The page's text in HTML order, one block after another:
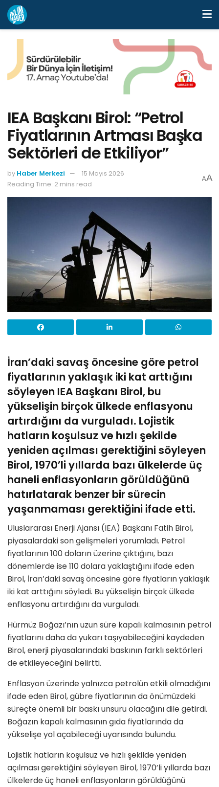
IEA Başkanı Birol: “Petrol
Fiyatlarının Artması Başka
Sektörleri de Etkiliyor”
by Haber Merkezi
15 Mayıs 2026
Reading Time: 2 mins read
AA
İran’daki savaş öncesine göre petrol
fiyatlarının yaklaşık iki kat arttığını
söyleyen IEA Başkanı Birol, bu
yükselişin birçok ülkede enflasyonu
artırdığını da vurguladı. Lojistik
hatların koşulsuz ve hızlı şekilde
yeniden açılması gerektiğini söyleyen
Birol, 1970’li yıllarda bazı ülkelerde üç
haneli enflasyonların görüldüğünü
hatırlatarak benzer bir sürecin
yaşanmaması gerektiğini ifade etti.
Uluslararası Enerji Ajansı (IEA) Başkanı Fatih Birol,
piyasalardaki son gelişmeleri yorumladı. Petrol
fiyatlarının 100 doların üzerine çıktığını, bazı
dönemlerde ise 110 dolara yaklaştığını ifade eden
Birol, İran’daki savaş öncesine göre fiyatların yaklaşık
iki kat arttığını söyledi. Bu yükselişin birçok ülkede
enflasyonu artırdığını da vurguladı.
Hürmüz Boğazı’nın uzun süre kapalı kalmasının petrol
fiyatlarını daha da yukarı taşıyabileceğini kaydeden
Birol, enerji piyasalarındaki baskının farklı sektörleri
de etkileyeceğini belirtti.
Enflasyon üzerinde yalnızca petrolün etkili olmadığını
ifade eden Birol, gübre fiyatlarının da önümüzdeki
süreçte önemli bir baskı unsuru olacağını dile getirdi.
Boğazın kapalı kalmasının gıda fiyatlarında da
yükselişe yol açabileceği uyarısında bulundu.
Lojistik hatların koşulsuz ve hızlı şekilde yeniden
açılması gerektiğini söyleyen Birol, 1970’li yıllarda bazı
ülkelerde üç haneli enflasyonların görüldüğünü